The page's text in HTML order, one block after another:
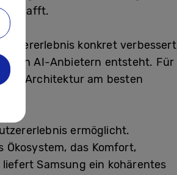
schafft.
konkret verbessert
AI-Anbietern entsteht. Für
Architektur am besten
ermöglicht.
das Komfort,
Samsung ein kohärentes